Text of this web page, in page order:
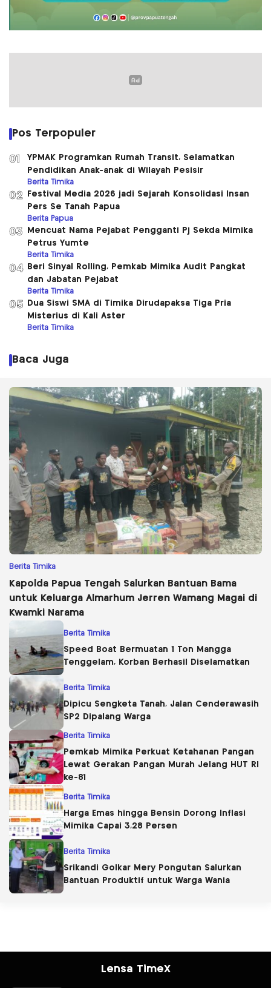
Pos Terpopuler
01
YPMAK Programkan Rumah Transit, Selamatkan
Pendidikan Anak-anak di Wilayah Pesisir
Berita Timika
02
Festival Media 2026 jadi Sejarah Konsolidasi Insan
Pers Se Tanah Papua
Berita Papua
03
Mencuat Nama Pejabat Pengganti Pj Sekda Mimika
Petrus Yumte
Berita Timika
04
Beri Sinyal Rolling, Pemkab Mimika Audit Pangkat
dan Jabatan Pejabat
Berita Timika
05
Dua Siswi SMA di Timika Dirudapaksa Tiga Pria
Misterius di Kali Aster
Berita Timika
Baca Juga
Berita Timika
Kapolda Papua Tengah Salurkan Bantuan Bama
untuk Keluarga Almarhum Jerren Wamang Magai di
Kwamki Narama
Berita Timika
Speed Boat Bermuatan 1 Ton Mangga
Tenggelam, Korban Berhasil Diselamatkan
Berita Timika
Dipicu Sengketa Tanah, Jalan Cenderawasih
SP2 Dipalang Warga
Berita Timika
Pemkab Mimika Perkuat Ketahanan Pangan
Lewat Gerakan Pangan Murah Jelang HUT RI
ke-81
Berita Timika
Harga Emas hingga Bensin Dorong Inflasi
Mimika Capai 3,28 Persen
Berita Timika
Srikandi Golkar Mery Pongutan Salurkan
Bantuan Produktif untuk Warga Wania
Lensa TimeX